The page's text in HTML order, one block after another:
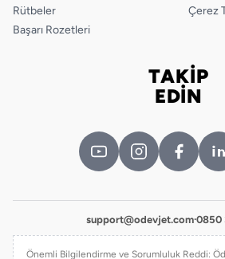
Rütbeler
Başarı Rozetleri
Çerez
TAKİP
EDİN
support@odevjet.com·0850
Önemli Bilgilendirme ve Sorumluluk Reddi: